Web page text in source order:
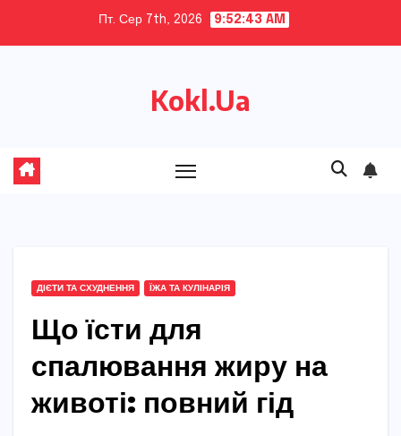
Пт. Сер 7th, 2026 9:52:45 AM
Kokl.Ua
ДІЄТИ ТА СХУДНЕННЯ ЇЖА ТА КУЛІНАРІЯ
Що їсти для
спалювання жиру на
животі: повний гід